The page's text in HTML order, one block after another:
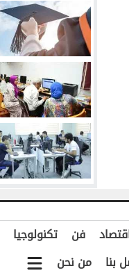
فن تكنولوجيا
بنا من نحن